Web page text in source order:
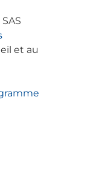
et au